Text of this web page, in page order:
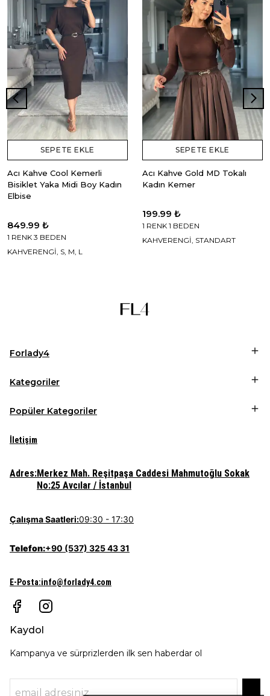
SEPETE EKLE
Acı Kahve Cool Kemerli
Bisiklet Yaka Midi Boy Kadın
Elbise
849.99 ₺
1 RENK 3 BEDEN
KAHVERENGİ, S, M, L
SEPETE EKLE
Acı Kahve Gold MD Tokalı
Kadın Kemer
199.99 ₺
1 RENK 1 BEDEN
KAHVERENGİ, STANDART
Forlady4
Kategoriler
Popüler Kategoriler
İletişim
Adres:Merkez Mah. Reşitpaşa Caddesi Mahmutoğlu Sokak
No:25 Avcılar / İstanbul
Çalışma Saatleri:09:30 - 17:30
Telefon:+90 (537) 325 43 31
E-Posta:info@forlady4.com
Kaydol
Kampanya ve sürprizlerden ilk sen haberdar ol